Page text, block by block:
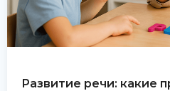
Развитие речи: какие